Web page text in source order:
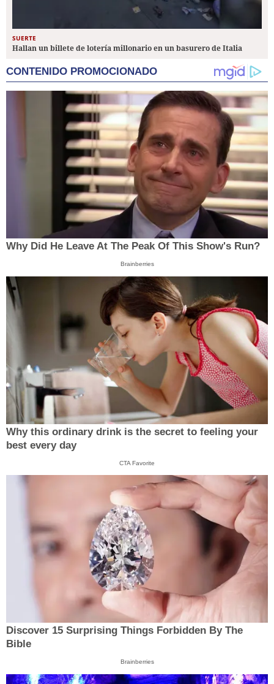
SUERTE
Hallan un billete de lotería millonario en un basurero de Italia
CONTENIDO PROMOCIONADO
Why Did He Leave At The Peak Of This Show's Run?
Brainberries
Why this ordinary drink is the secret to feeling your
best every day
CTA Favorite
Discover 15 Surprising Things Forbidden By The
Bible
Brainberries